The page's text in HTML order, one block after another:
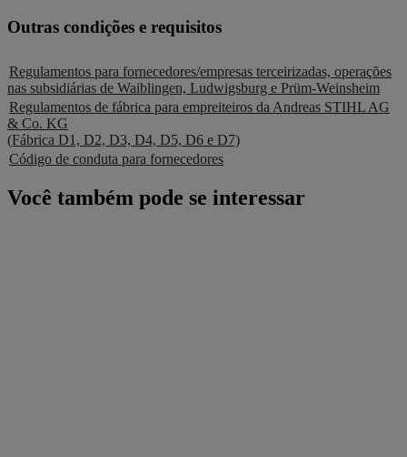
Outras condições e requisitos
Regulamentos para fornecedores/empresas terceirizadas, operações
nas subsidiárias de Waiblingen, Ludwigsburg e Prüm-Weinsheim
Regulamentos de fábrica para empreiteiros da Andreas STIHL AG
& Co. KG
(Fábrica D1, D2, D3, D4, D5, D6 e D7)
Código de conduta para fornecedores
Você também pode se interessar